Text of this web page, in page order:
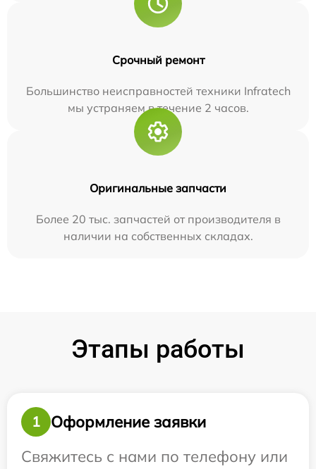
Срочный ремонт
Большинство неисправностей техники Infratech
мы устраняем в течение 2 часов.
Оригинальные запчасти
Более 20 тыс. запчастей от производителя в
наличии на собственных складах.
Этапы работы
1
Оформление заявки
Свяжитесь с нами по телефону или